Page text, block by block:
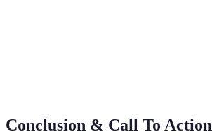
Conclusion & Call To Action